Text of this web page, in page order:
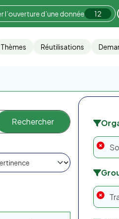
l’ouverture d’une donnée 12
Thèmes Réutilisations